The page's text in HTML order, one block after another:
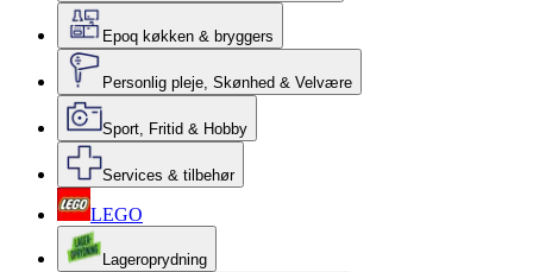
Epoq køkken & bryggers
Personlig pleje, Skønhed & Velvære
Sport, Fritid & Hobby
Services & tilbehør
LEGO
Lageroprydning